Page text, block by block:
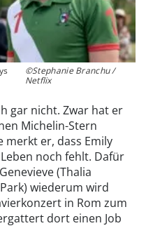
©Stephanie Branchu /
Netflix
gar nicht. Zwar hat er
Michelin-Stern
merkt er, dass Emily
noch fehlt. Dafür
(Thalia
wiederum wird
in Rom zum
dort einen Job